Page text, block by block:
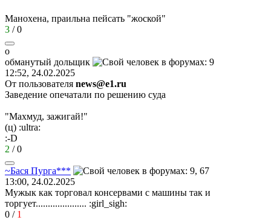
Манохена, праильна пейсать "жоской"
3 /0
о
обманутый дольщик
12:52, 24.02.2025
От пользователя news@e1.ru
Заведение опечатали по решению суда
"Махмуд, зажигай!"
(ц) :ultra:
:-D
2 /0
~Бася Пурга***
13:00, 24.02.2025
Мужык как торговал консервами с машины так и
торгует..................... :girl_sigh:
0 / 1